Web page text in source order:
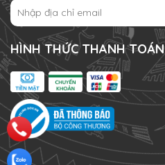
HÌNH THỨC THANH TOÁN